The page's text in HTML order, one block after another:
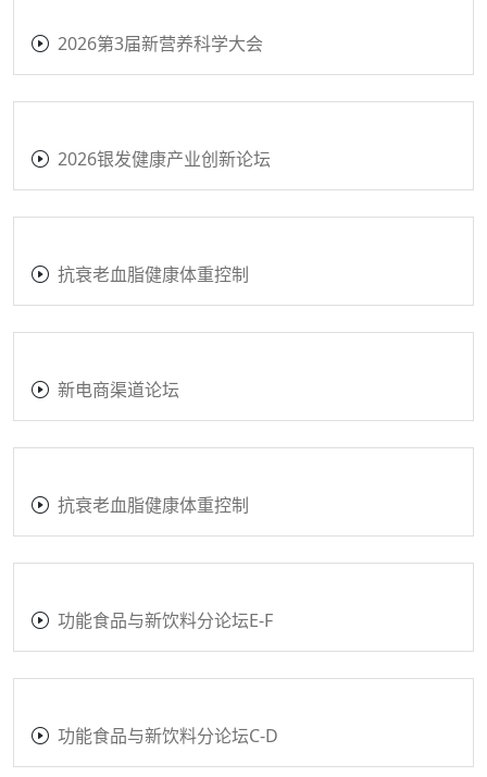
2026第3届新营养科学大会
2026银发健康产业创新论坛
抗衰老血脂健康体重控制
新电商渠道论坛
抗衰老血脂健康体重控制
功能食品与新饮料分论坛E-F
功能食品与新饮料分论坛C-D